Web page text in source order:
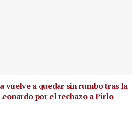
vuelve a quedar sin rumbo tras la
por el rechazo a Pirlo